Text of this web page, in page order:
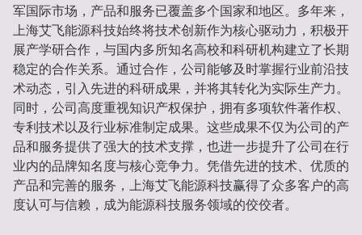
军国际市场，产品和服务已覆盖多个国家和地区。多年来，
上海艾飞能源科技始终将技术创新作为核心驱动力，积极开
展产学研合作，与国内多所知名高校和科研机构建立了长期
稳定的合作关系。通过合作，公司能够及时掌握行业前沿技
术动态，引入先进的科研成果，并将其转化为实际生产力。
同时，公司高度重视知识产权保护，拥有多项软件著作权、
专利技术以及行业标准制定成果。这些成果不仅为公司的产
品和服务提供了强大的技术支撑，也进一步提升了公司在行
业内的品牌知名度与核心竞争力。凭借先进的技术、优质的
产品和完善的服务，上海艾飞能源科技赢得了众多客户的高
度认可与信赖，成为能源科技服务领域的佼佼者。